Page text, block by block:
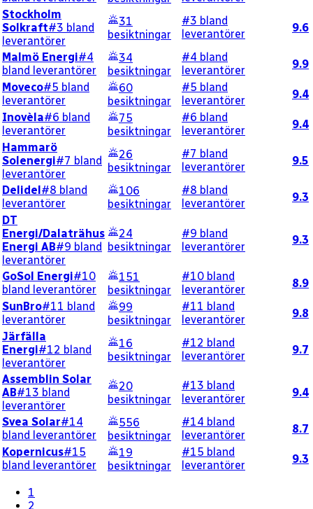
Stockholm
Solkraft#3 bland
leverantörer
31
besiktningar
#3 bland
leverantörer
9.6
Malmö Energi#4
bland leverantörer
34
besiktningar
#4 bland
leverantörer
9.9
Moveco#5 bland
leverantörer
60
besiktningar
#5 bland
leverantörer
9.4
Inovèla#6 bland
leverantörer
75
besiktningar
#6 bland
leverantörer
9.4
Hammarö
Solenergi#7 bland
leverantörer
26
besiktningar
#7 bland
leverantörer
9.5
Delidel#8 bland
leverantörer
106
besiktningar
#8 bland
leverantörer
9.3
DT
Energi/Dalaträhus
Energi AB#9 bland
leverantörer
24
besiktningar
#9 bland
leverantörer
9.3
GoSol Energi#10
bland leverantörer
151
besiktningar
#10 bland
leverantörer
8.9
SunBro#11 bland
leverantörer
99
besiktningar
#11 bland
leverantörer
9.8
Järfälla
Energi#12 bland
leverantörer
16
besiktningar
#12 bland
leverantörer
9.7
Assemblin Solar
AB#13 bland
leverantörer
20
besiktningar
#13 bland
leverantörer
9.4
Svea Solar#14
bland leverantörer
556
besiktningar
#14 bland
leverantörer
8.7
Kopernicus#15
bland leverantörer
19
besiktningar
#15 bland
leverantörer
9.3
1
2